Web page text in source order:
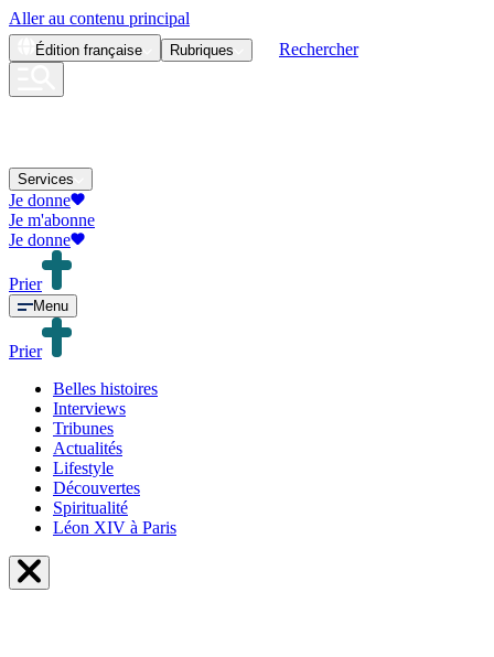
Aller au contenu principal
Édition française Rubriques Rechercher
Services
Je donne
Je m'abonne
Je donne
Prier
Menu
Prier
Belles histoires
Interviews
Tribunes
Actualités
Lifestyle
Découvertes
Spiritualité
Léon XIV à Paris